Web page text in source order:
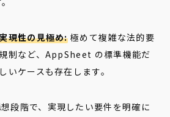
現性の見極め:極めて複雑な法的要
制など、AppSheet の標準機能だ
いケースも存在します。
段階で、実現したい要件を明確に